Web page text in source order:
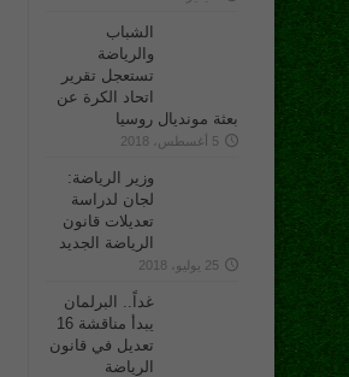
الشباب
والرياضة
تستعجل تقرير
اتحاد الكرة عن
بعثة مونديال روسيا
5 أغسطس، 2018
وزير الرياضة:
لجان لدراسة
تعديلات قانون
الرياضة الجديد
25 يوليو، 2018
غداً.. البرلمان
يبدأ مناقشة 16
تعديل في قانون
الرياضة